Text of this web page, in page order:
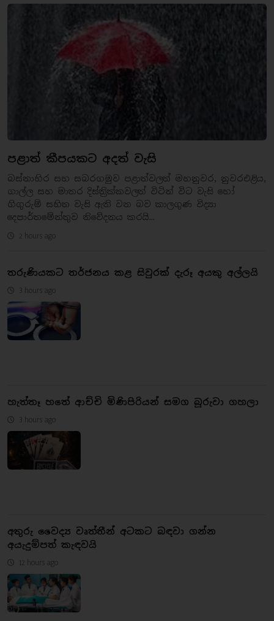
පළාත් කීපයකට අදත් වැසි
බස්නාහිර සහ සබරගමුව පළාත්වලත් මහනුවර, නුවරඑළිය,
ගාල්ල සහ මාතර දිස්ත්‍රික්කවලත් විටින් විට වැසි හෝ
ගිගුරුම් සහිත වැසි ඇති වන බව කාලගුණ විද්‍යා
දෙපාර්තමේන්තුව නිවේදනය කරයි...
2 hours ago
තරුණියකට තර්ජනය කළ සිවුරක් දැරූ අයකු අල්ලයි
3 hours ago
හැත්තෑ හතේ ආච්චි මිණිපිරියන් සමග බූරුවා ගහලා
3 hours ago
අතුරු වෛද්‍ය වෘත්තීන් අටකට බඳවා ගන්න
අයැදුම්පත් කැඳවයි
12 hours ago